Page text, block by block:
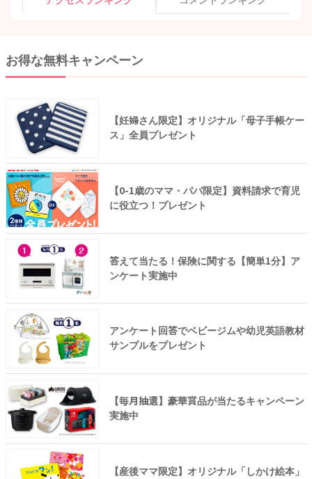
お得な無料キャンペーン
【妊婦さん限定】オリジナル「母子手帳ケー
ス」全員プレゼント
【0-1歳のママ・パパ限定】資料請求で育児
に役立つ！プレゼント
答えて当たる！保険に関する【簡単1分】ア
ンケート実施中
アンケート回答でベビージムや幼児英語教材
サンプルをプレゼント
【毎月抽選】豪華賞品が当たるキャンペーン
実施中
【産後ママ限定】オリジナル「しかけ絵本」